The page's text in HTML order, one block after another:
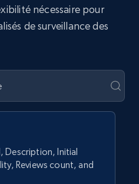
nécessaire pour
de surveillance des
Description, Initial
Reviews count, and